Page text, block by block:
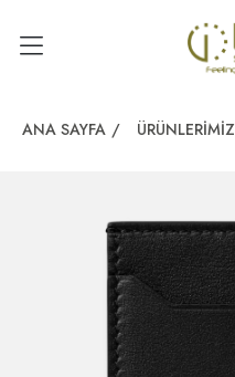
ANA SAYFA / ÜRÜNLERIMIZ